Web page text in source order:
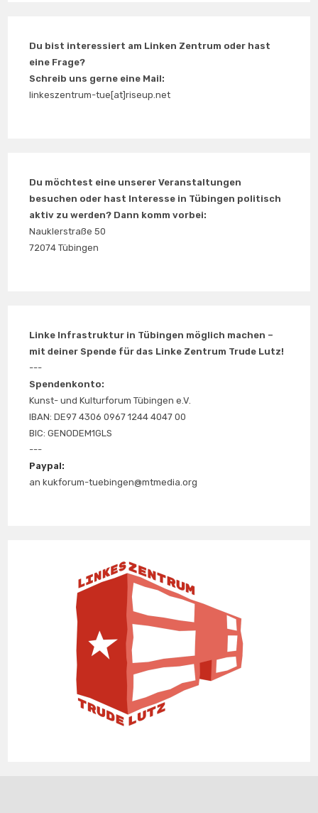
Du bist interessiert am Linken Zentrum oder hast
eine Frage?
Schreib uns gerne eine Mail:
linkeszentrum-tue[at]riseup.net
Du möchtest eine unserer Veranstaltungen
besuchen oder hast Interesse in Tübingen politisch
aktiv zu werden? Dann komm vorbei:
Nauklerstraße 50
72074 Tübingen
Linke Infrastruktur in Tübingen möglich machen –
mit deiner Spende für das Linke Zentrum Trude Lutz!
---
Spendenkonto:
Kunst- und Kulturforum Tübingen e.V.
IBAN: DE97 4306 0967 1244 4047 00
BIC: GENODEM1GLS
---
Paypal:
an kukforum-tuebingen@mtmedia.org